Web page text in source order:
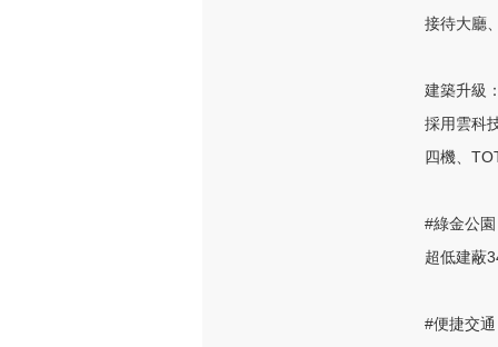
接待大廳
建築升級
採用雲科
四機、
#綠金公
超低建蔽
#便捷交